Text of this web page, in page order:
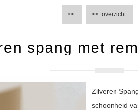
<< << overzicht
spang met
Zilveren
schoonheid